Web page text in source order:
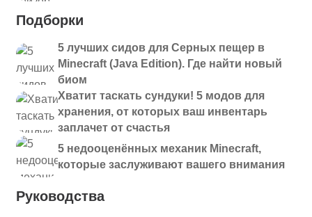
Подборки
5 лучших сидов для Серных пещер в
Minecraft (Java Edition). Где найти новый
биом
Хватит таскать сундуки! 5 модов для
хранения, от которых ваш инвентарь
заплачет от счастья
5 недооценённых механик Minecraft,
которые заслуживают вашего внимания
Руководства